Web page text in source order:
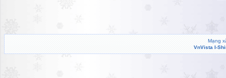
Mạng
VnVista I-